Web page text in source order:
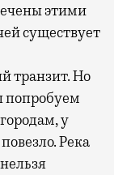
этими
существует
транзит. Но
попробуем
у
Река